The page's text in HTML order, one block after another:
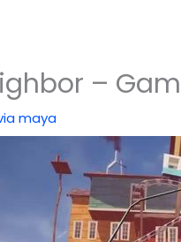
–
maya